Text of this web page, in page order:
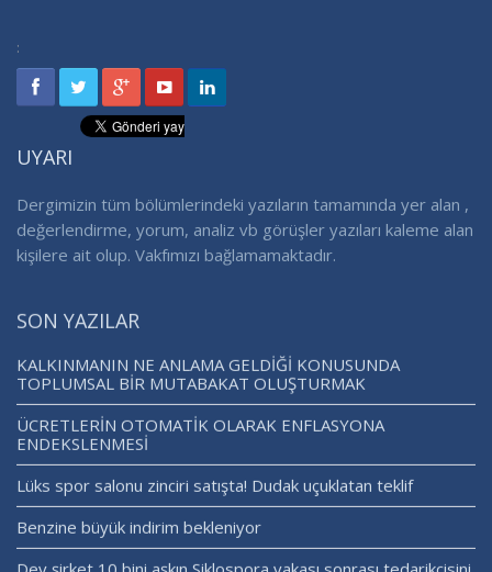
:
UYARI
Dergimizin tüm bölümlerindeki yazıların tamamında yer alan ,
değerlendirme, yorum, analiz vb görüşler yazıları kaleme alan
kişilere ait olup. Vakfımızı bağlamamaktadır.
SON YAZILAR
KALKINMANIN NE ANLAMA GELDİĞİ KONUSUNDA
TOPLUMSAL BİR MUTABAKAT OLUŞTURMAK
ÜCRETLERİN OTOMATİK OLARAK ENFLASYONA
ENDEKSLENMESİ
Lüks spor salonu zinciri satışta! Dudak uçuklatan teklif
Benzine büyük indirim bekleniyor